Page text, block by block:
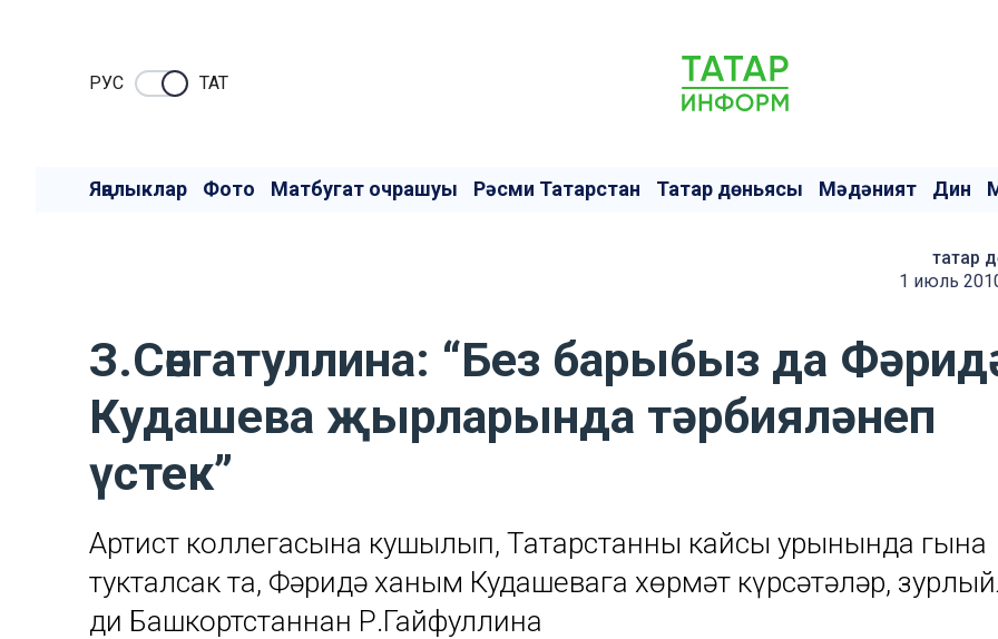
РУC ТАТ
Яңалыклар Фото Матбугат очрашуы Рәсми Татарстан Татар дөньясы Мәдәният Дин
татар
1 июль
З.Сөнгатуллина: “Без барыбыз да
Кудашева җырларында тәрбияләнеп
үстек”
Артист коллегасына кушылып, Татарстанның кайсы урынында гына
тукталсак та, Фәридә ханым Кудашевага хөрмәт күрсәтәләр,
ди Башкортстаннан Р.Гайфуллина